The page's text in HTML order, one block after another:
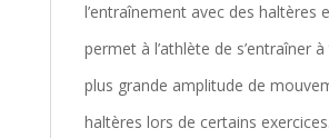
l’entraînement avec des haltères
permet à l’athlète de s’entraîner
plus grande amplitude de
haltères lors de certains exercices.